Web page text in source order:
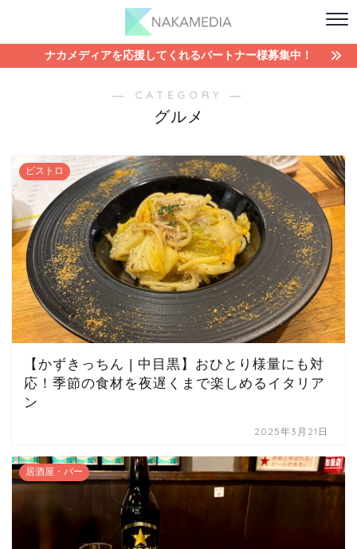
ナカメディアを応援してくれるパートナー様募集中！
― CATEGORY ―
グルメ
ビストロ
【かずきっちん | 中目黒】おひとり様量にも対
応！季節の食材を夜遅くまで楽しめるイタリア
ン
2025年3月21日
居酒屋・バー